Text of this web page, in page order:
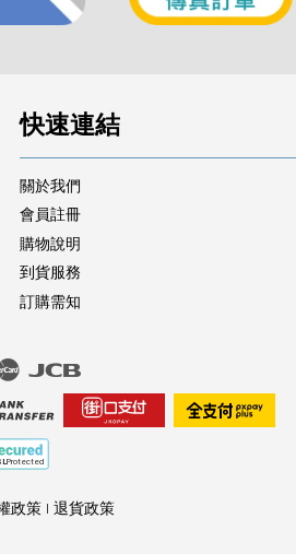
快速連結
關於我們
會員註冊
購物說明
到貨服務
訂購需知
Master
政策 | 退貨政策